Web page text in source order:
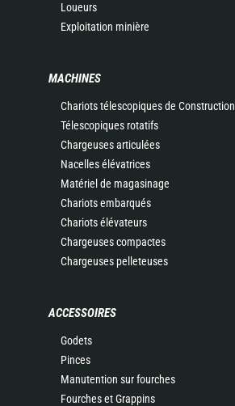
Loueurs
Exploitation minière
MACHINES
Chariots télescopiques de Construction
Télescopiques rotatifs
Chargeuses articulées
Nacelles élévatrices
Matériel de magasinage
Chariots embarqués
Chariots élévateurs
Chargeuses compactes
Chargeuses pelleteuses
ACCESSOIRES
Godets
Pinces
Manutention sur fourches
Fourches et Grappins